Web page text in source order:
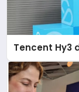
Tencent Hy3